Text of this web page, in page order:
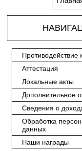
Противодействие
Аттестация
Локальные акты
Дополнительное
Сведения о
Обработка
данных
Наши награды